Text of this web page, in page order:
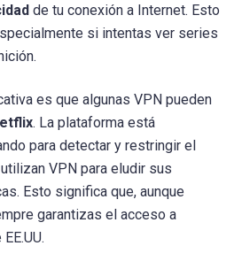
de tu conexión a Internet. Esto
si intentas ver series
es que algunas VPN pueden
. La plataforma está
para detectar y restringir el
VPN para eludir sus
Esto significa que, aunque
garantizas el acceso a